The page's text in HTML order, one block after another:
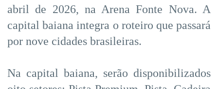
abril de 2026, na Arena Fonte Nova. A
capital baiana integra o roteiro que passará
por nove cidades brasileiras.
Na capital baiana, serão disponibilizados